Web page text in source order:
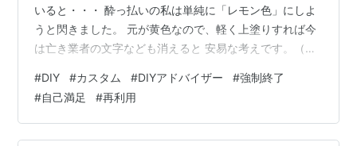
いると・・・ 酔っ払いの私は単純に「レモン色」にしよ
うと閃きました。 元が黄色なので、軽く上塗りすれば今
は亡き業者の文字なども消えると 安易な考えです。（さ
しました diynom.hatenablog.com 【研磨】 細かい所は
無視。大きな面の部分を＃２４０のヤスリで研磨。 多少
汚れも落ちました 汚れを落とすのが目的では無く、プラ
イマーの密着性を高めるための 研磨なので、軽く研磨で
#DIY #カスタム #DIYアドバイザー #強制終了
#自己満足 #再利用